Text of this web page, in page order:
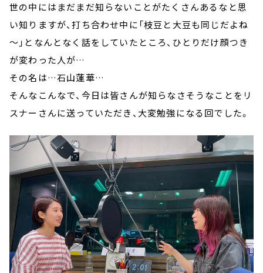
世の中にはまだまだ知らないことがたくさんあるなと思
い知りますが、打ち合わせ中に「枝豆と大豆も同じだよね
～」となんとなく話をしていたところ、ひとりだけ顔つき
が変わった人が…
その名は…石山蓮華…
そんなこんなで、今日は皆さんが知らなさそうなことをリ
スナーさんに送っていただき、大変勉強になる回でした。